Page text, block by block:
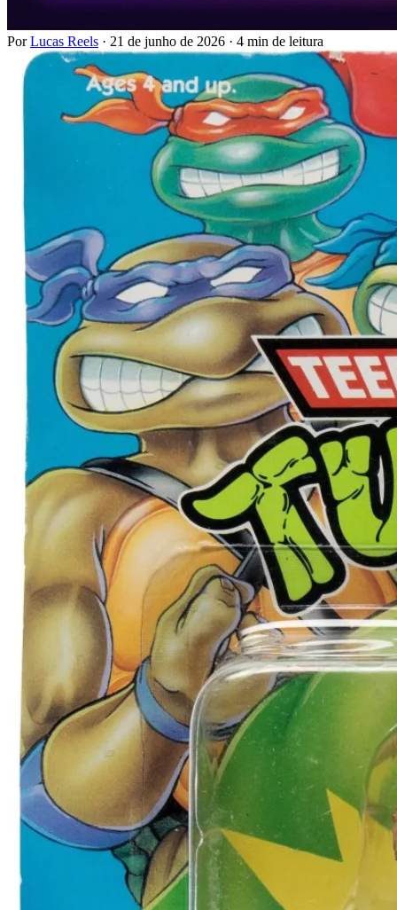
PorLucas Reels · 21 de junho de 2026 · 4 min de leitura